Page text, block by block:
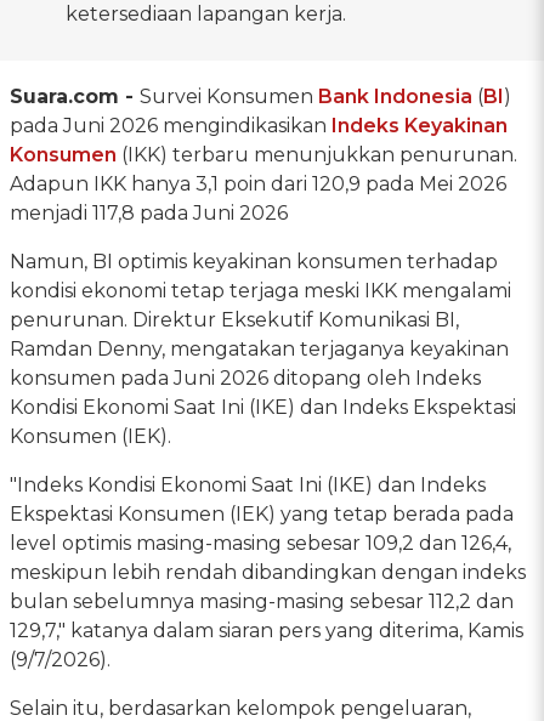
ketersediaan lapangan kerja.
Suara.com - Survei Konsumen Bank Indonesia (BI)
pada Juni 2026 mengindikasikan Indeks Keyakinan
Konsumen (IKK) terbaru menunjukkan penurunan.
Adapun IKK hanya 3,1 poin dari 120,9 pada Mei 2026
menjadi 117,8 pada Juni 2026
Namun, BI optimis keyakinan konsumen terhadap
kondisi ekonomi tetap terjaga meski IKK mengalami
penurunan. Direktur Eksekutif Komunikasi BI,
Ramdan Denny, mengatakan terjaganya keyakinan
konsumen pada Juni 2026 ditopang oleh Indeks
Kondisi Ekonomi Saat Ini (IKE) dan Indeks Ekspektasi
Konsumen (IEK).
"Indeks Kondisi Ekonomi Saat Ini (IKE) dan Indeks
Ekspektasi Konsumen (IEK) yang tetap berada pada
level optimis masing-masing sebesar 109,2 dan 126,4,
meskipun lebih rendah dibandingkan dengan indeks
bulan sebelumnya masing-masing sebesar 112,2 dan
129,7," katanya dalam siaran pers yang diterima, Kamis
(9/7/2026).
Selain itu, berdasarkan kelompok pengeluaran,